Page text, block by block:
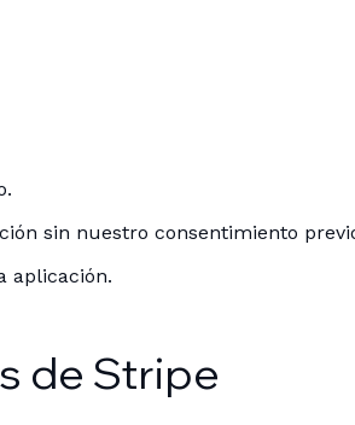
sin nuestro consentimiento
aplicación.
de Stripe